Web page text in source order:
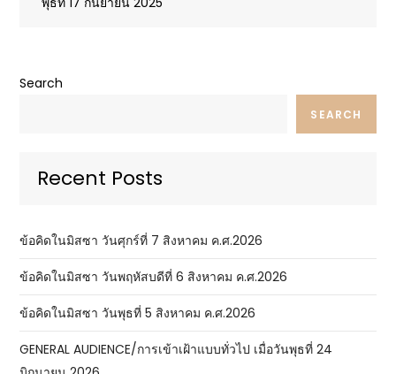
Search
SEARCH
Recent Posts
ข้อคิดในมิสซา วันศุกร์ที่ 7 สิงหาคม ค.ศ.2026
ข้อคิดในมิสซา วันพฤหัสบดีที่ 6 สิงหาคม ค.ศ.2026
ข้อคิดในมิสซา วันพุธที่ 5 สิงหาคม ค.ศ.2026
GENERAL AUDIENCE/การเข้าเฝ้าแบบทั่วไป เมื่อวันพุธที่ 24